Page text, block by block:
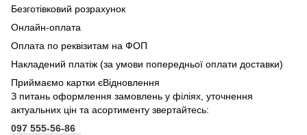
Безготівковий розрахунок
Онлайн-оплата
Оплата по реквізитам на ФОП
Накладений платіж (за умови попередньої оплати доставки)
Приймаємо картки єВідновлення
З питань оформлення замовлень у філіях, уточнення
актуальних цін та асортименту звертайтесь:
097 555-56-86